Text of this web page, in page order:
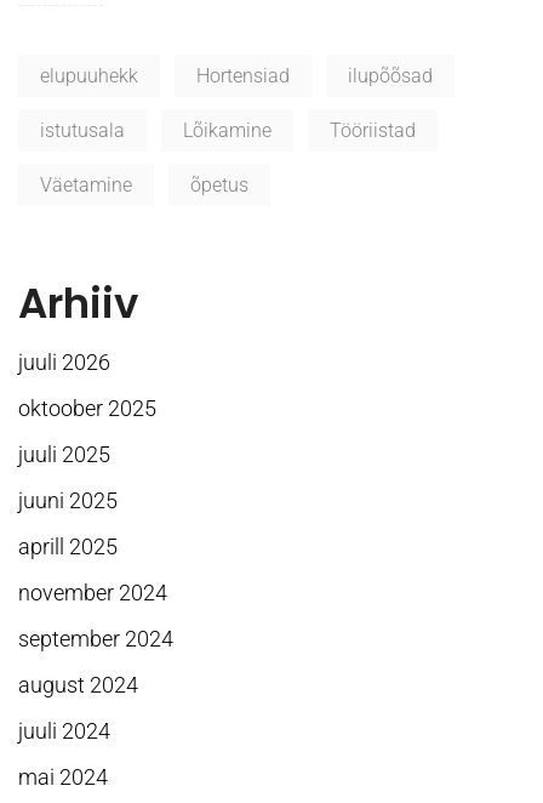
elupuuhekk Hortensiad ilupõõsad
istutusala Lõikamine Tööriistad
Väetamine õpetus
Arhiiv
juuli 2026
oktoober 2025
juuli 2025
juuni 2025
aprill 2025
november 2024
september 2024
august 2024
juuli 2024
mai 2024